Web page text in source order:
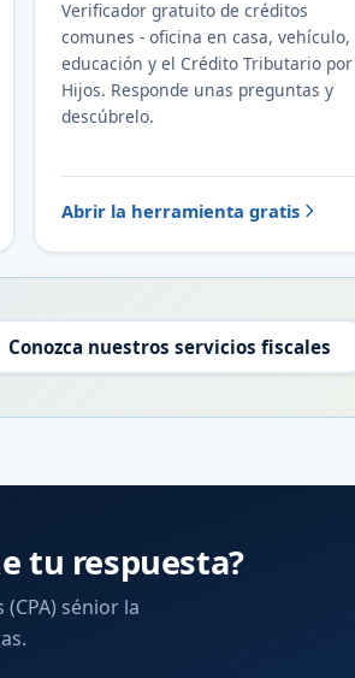
Verificador gratuito de créditos
comunes - oficina en casa, vehículo,
educación y el Crédito Tributario por
Hijos. Responde unas preguntas y
descúbrelo.
Abrir la herramienta gratis
Conozca nuestros servicios fiscales
tu respuesta?
sénior la